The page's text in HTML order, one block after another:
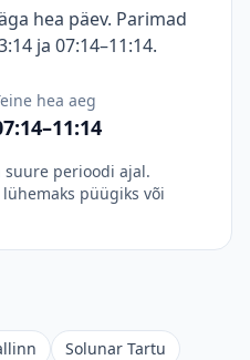
hea päev. Parimad
ja 07:14–11:14.
hea aeg
suure perioodi ajal.
püügiks või
Solunar Tartu